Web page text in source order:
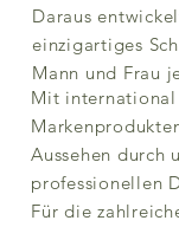
Mit
Aussehen durch
professionellen
Für die
Daraus
einzigartiges
Mann und Frau